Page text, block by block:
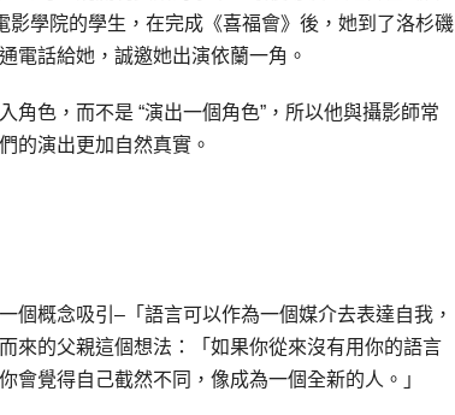
影學院的學生，在完成《喜福會》後，她到了洛杉磯
電話給她，誠邀她出演依蘭一角。
色，而不是 “演出一個角色”，所以他與攝影師常
的演出更加自然真實。
個概念吸引–「語言可以作為一個媒介去表達自我，
來的父親這個想法：「如果你從來沒有用你的語言
覺得自己截然不同，像成為一個全新的人。」